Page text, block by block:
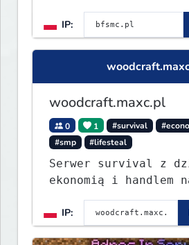
Survival, SkyBlock,
RealLife, PVP,
IP:
woodcraft.maxc.pl
0 1 #survival
#smp
#lifesteal
Serwer survival z
ekonomią i handlem
1.8 - 26.1.1. Rekru
IP: